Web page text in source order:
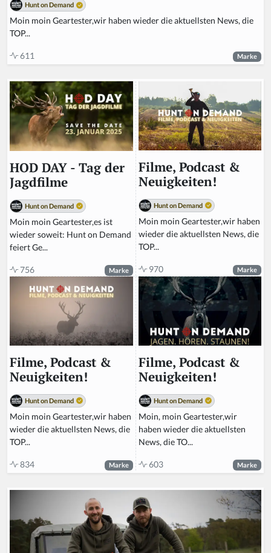
Hunt on Demand
Moin moin Geartester,wir haben wieder die aktuellsten News, die
TOP...
611 Marke
HOD DAY - Tag der
Jagdfilme
Hunt on Demand
Moin moin Geartester,es ist
wieder soweit: Hunt on Demand
feiert Ge...
756 Marke
Filme, Podcast &
Neuigkeiten!
Hunt on Demand
Moin moin Geartester,wir haben
wieder die aktuellsten News, die
TOP...
970 Marke
Filme, Podcast &
Neuigkeiten!
Hunt on Demand
Moin moin Geartester,wir haben
wieder die aktuellsten News, die
TOP...
834 Marke
Filme, Podcast &
Neuigkeiten!
Hunt on Demand
Moin, moin Geartester,wir
haben wieder die aktuellsten
News, die TO...
603 Marke